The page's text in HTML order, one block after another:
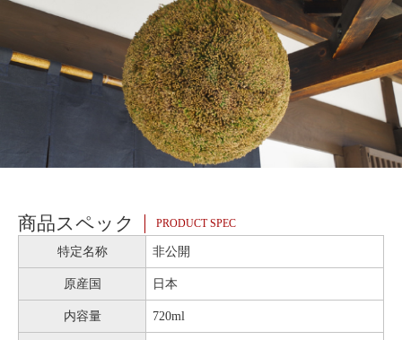
商品スペック PRODUCT SPEC
特定名称 非公開
原産国 日本
内容量 720ml